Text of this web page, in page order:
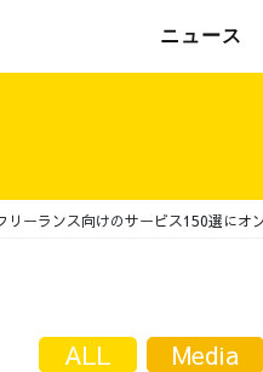
ニュース
リーランス向けのサービス150選にオ
ALL Media